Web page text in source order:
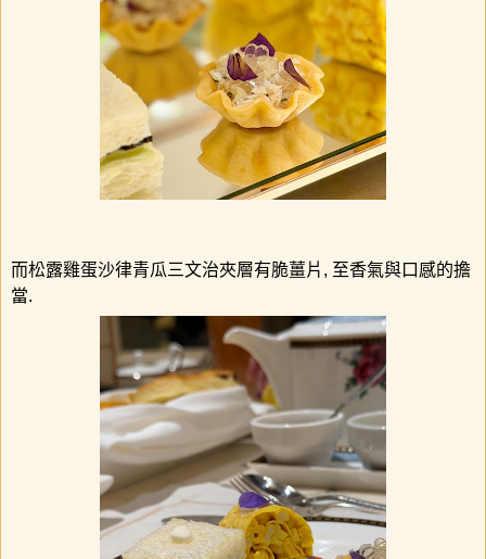
而松露雞蛋沙律青瓜三文治夾層有脆薑片 , 至香氣與口感的擔
當.